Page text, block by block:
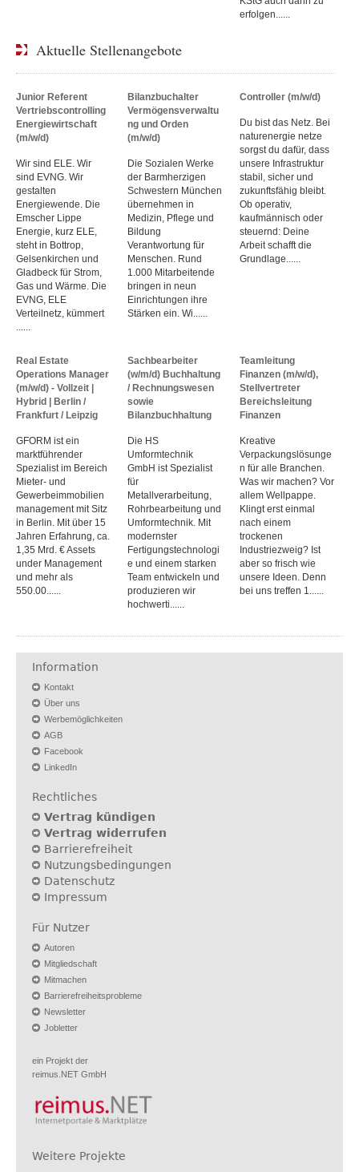
erfolgen......
Aktuelle Stellenangebote
Junior Referent
Vertriebscontrolling
Energiewirtschaft
(m/w/d)
Wir sind ELE. Wir
sind EVNG. Wir
gestalten
Energiewende. Die
Emscher Lippe
Energie, kurz ELE,
steht in Bottrop,
Gelsenkirchen und
Gladbeck für Strom,
Gas und Wärme. Die
EVNG, ELE
Verteilnetz, kümmert
......
Bilanzbuchalter
Vermögensverwaltu
ng und Orden
(m/w/d)
Die Sozialen Werke
der Barmherzigen
Schwestern München
übernehmen in
Medizin, Pflege und
Bildung
Verantwortung für
Menschen. Rund
1.000 Mitarbeitende
bringen in neun
Einrichtungen ihre
Stärken ein. Wi......
Controller (m/w/d)
Du bist das Netz. Bei
naturenergie netze
sorgst du dafür, dass
unsere Infrastruktur
stabil, sicher und
zukunftsfähig bleibt.
Ob operativ,
kaufmännisch oder
steuernd: Deine
Arbeit schafft die
Grundlage......
Real Estate
Operations Manager
(m/w/d) - Vollzeit |
Hybrid | Berlin /
Frankfurt / Leipzig
GFORM ist ein
marktführender
Spezialist im Bereich
Mieter- und
Gewerbeimmobilien
management mit Sitz
in Berlin. Mit über 15
Jahren Erfahrung, ca.
1,35 Mrd. € Assets
under Management
und mehr als
550.00......
Sachbearbeiter
(w/m/d) Buchhaltung
/ Rechnungswesen
sowie
Bilanzbuchhaltung
Die HS
Umformtechnik
GmbH ist Spezialist
für
Metallverarbeitung,
Rohrbearbeitung und
Umformtechnik. Mit
modernster
Fertigungstechnologi
e und einem starken
Team entwickeln und
produzieren wir
hochwerti......
Teamleitung
Finanzen (m/w/d),
Stellvertreter
Bereichsleitung
Finanzen
Kreative
Verpackungslösunge
n für alle Branchen.
Was wir machen? Vor
allem Wellpappe.
Klingt erst einmal
nach einem
trockenen
Industriezweig? Ist
aber so frisch wie
unsere Ideen. Denn
bei uns treffen 1......
Information
Kontakt
Über uns
Werbemöglichkeiten
AGB
Facebook
LinkedIn
Rechtliches
Vertrag kündigen
Vertrag widerrufen
Barrierefreiheit
Nutzungsbedingungen
Datenschutz
Impressum
Für Nutzer
Autoren
Mitgliedschaft
Mitmachen
Barrierefreiheitsprobleme
Newsletter
Jobletter
ein Projekt der
reimus.NET GmbH
Weitere Projekte